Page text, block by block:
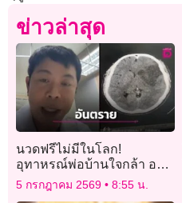
ข่าวล่าสุด
นวดฟรีไม่มีในโลก!
อุทาหรณ์พ่อบ้านใจกล้า อย่า
ไว้ใจให้เมียนวด สภาพล่าสุด
ทำเอาเข็ดไปอีกนาน
5 กรกฎาคม 2569 8:55 น.